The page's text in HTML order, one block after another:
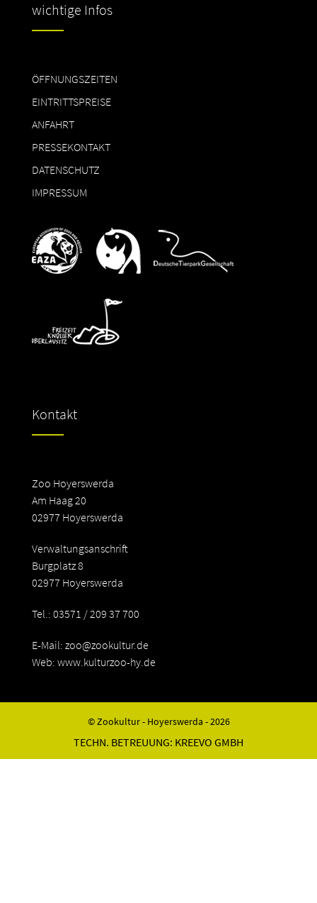
wichtige Infos
ÖFFNUNGSZEITEN
EINTRITTSPREISE
ANFAHRT
PRESSEKONTAKT
DATENSCHUTZ
IMPRESSUM
Kontakt
Zoo Hoyerswerda
Am Haag 20
02977 Hoyerswerda
Verwaltungsanschrift
Burgplatz 8
02977 Hoyerswerda
Tel.: 03571 / 209 37 700
E-Mail: zoo@zookultur.de
Web: www.kulturzoo-hy.de
© Zookultur - Hoyerswerda - 2026
TECHN. BETREUUNG: KREEVO GMBH